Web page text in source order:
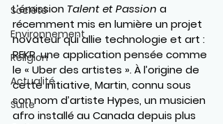
Société
Environnement
Religion
Actualité
Suite
L’émission Talent et Passion a
récemment mis en lumière un projet
novateur qui allie technologie et art :
REKR, une application pensée comme
le « Uber des artistes ». À l’origine de
cette initiative, Martin, connu sous
son nom d’artiste Hypes, un musicien
afro installé au Canada depuis plus